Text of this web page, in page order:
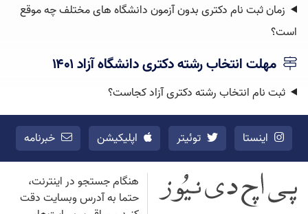
زمان ثبت نام دکتری بدون آزمون دانشگاه های مختلف چه موقع
است؟
مهلت انتخاب رشته دکتری دانشگاه آزاد ۱۴۰۱
ثبت نام انتخاب رشته دکتری آزاد کجاست؟
اینستا توئیتر اپلیکیشن خبرنامه
هنگام جستجو در اینترنت،
حتما به آدرس وبسایت دقت